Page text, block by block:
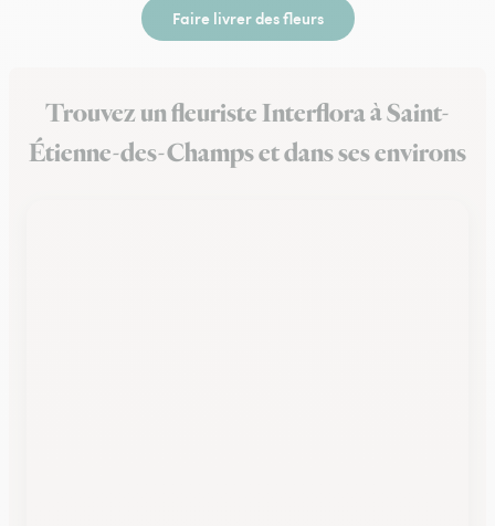
Faire livrer des fleurs
Trouvez un fleuriste Interflora à Saint-
Étienne-des-Champs et dans ses environs